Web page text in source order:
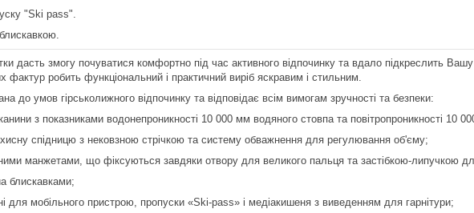
"Ski pass".
дасть змогу почуватися комфортно під час активного відпочинку та вдало підкреслить Вашу
фактур робить функціональний і практичний виріб яскравим і стильним.
до умов гірськолижного відпочинку та відповідає всім вимогам зручності та безпеки:
з показниками водонепроникності 10 000 мм водяного стовпа та повітропроникності 10
спідницю з нековзною стрічкою та систему обважнення для регулювання об'єму;
манжетами, що фіксуються завдяки отвору для великого пальця та застібкою-липучкою
блискавками;
для мобільного пристрою, пропуски «Ski-pass» і медіакишеня з виведенням для гарнітури;